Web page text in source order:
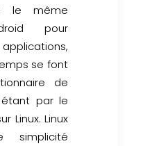
le même
pour
se font
de
étant par le
Linux. Linux
simplicité